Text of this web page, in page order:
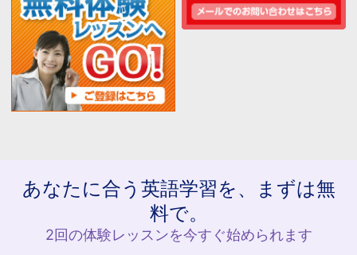
あなたに合う英語学習を、まずは無
料で。
2回の体験レッスンを今すぐ始められます